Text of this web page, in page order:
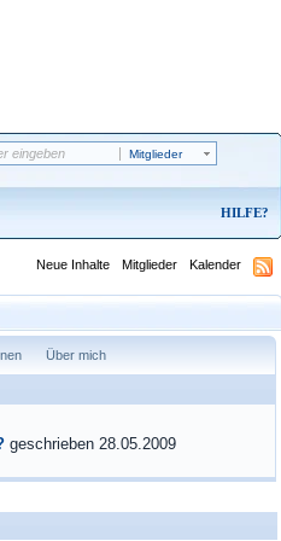
Mitglieder
HILFE
Neue Inhalte Mitglieder Kalender
Über mich
geschrieben 28.05.2009